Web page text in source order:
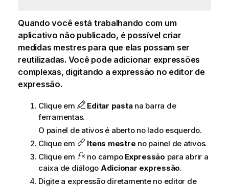
Quando você está trabalhando com um
aplicativo não publicado, é possível criar
medidas mestres para que elas possam ser
reutilizadas. Você pode adicionar expressões
complexas, digitando a expressão no editor de
expressão.
Clique em Editar pastana barra de
ferramentas.
O painel de ativos é aberto no lado esquerdo.
Clique em
Itens mestre no painel de ativos.
Clique em
no campo Expressão para abrir a
caixa de diálogo Adicionar expressão.
Digite a expressão diretamente no editor de